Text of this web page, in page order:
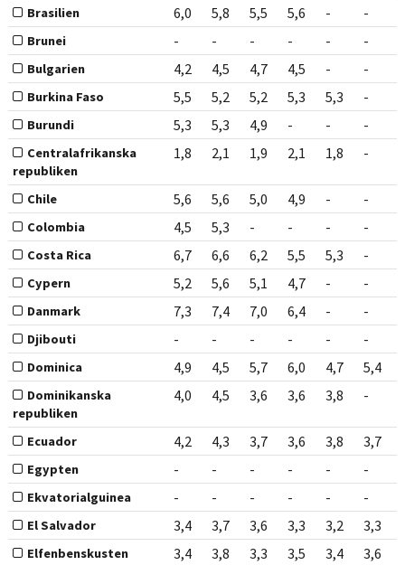
Brasilien 6,0 5,8 5,5 5,6 - -
Brunei - - - - - -
Bulgarien 4,2 4,5 4,7 4,5 - -
Burkina Faso 5,5 5,2 5,2 5,3 5,3 -
Burundi 5,3 5,3 4,9 - - -
Centralafrikanska
republiken
1,8 2,1 1,9 2,1 1,8 -
Chile 5,6 5,6 5,0 4,9 - -
Colombia 4,5 5,3 - - - -
Costa Rica 6,7 6,6 6,2 5,5 5,3 -
Cypern 5,2 5,6 5,1 4,7 - -
Danmark 7,3 7,4 7,0 6,4 - -
Djibouti - - - - - -
Dominica 4,9 4,5 5,7 6,0 4,7 5,4
Dominikanska
republiken
4,0 4,5 3,6 3,6 3,8 -
Ecuador 4,2 4,3 3,7 3,6 3,8 3,7
Egypten - - - - - -
Ekvatorialguinea - - - - - -
El Salvador 3,4 3,7 3,6 3,3 3,2 3,3
Elfenbenskusten 3,4 3,8 3,3 3,5 3,4 3,6